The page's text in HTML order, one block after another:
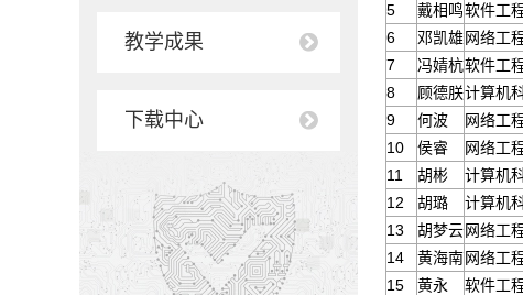
教学成果
下载中心
5
戴相鸣软件工
6
邓凯雄网络工
7
冯婧杭软件工
8
顾德朕计算机
9
何波 网络工
10
侯睿 网络工
11
胡彬 计算机
12
胡璐 计算机
13
胡梦云网络工
14
黄海南网络工
15
黄永 软件工